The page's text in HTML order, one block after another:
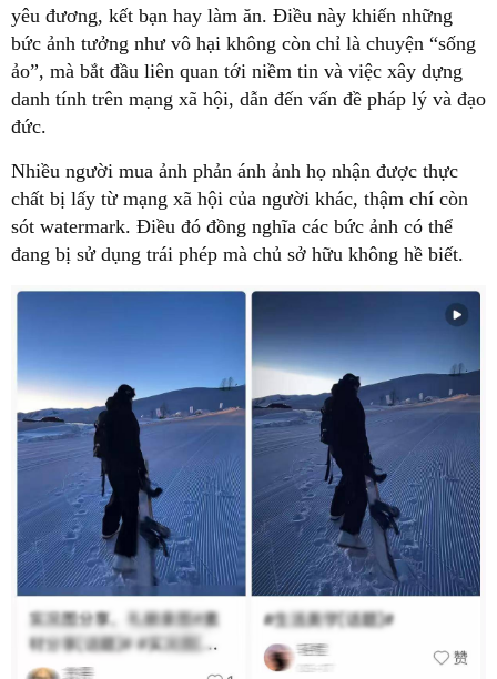
yêu đương, kết bạn hay làm ăn. Điều này khiến những
bức ảnh tưởng như vô hại không còn chỉ là chuyện “sống
ảo”, mà bắt đầu liên quan tới niềm tin và việc xây dựng
danh tính trên mạng xã hội, dẫn đến vấn đề pháp lý và đạo
đức.
Nhiều người mua ảnh phản ánh ảnh họ nhận được thực
chất bị lấy từ mạng xã hội của người khác, thậm chí còn
sót watermark. Điều đó đồng nghĩa các bức ảnh có thể
đang bị sử dụng trái phép mà chủ sở hữu không hề biết.